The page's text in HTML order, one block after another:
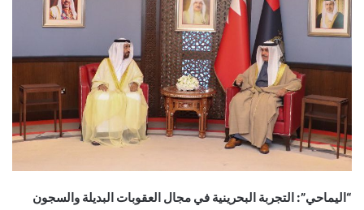
“اليماحي”: التجربة البحرينية في مجال العقوبات البديلة والسجون